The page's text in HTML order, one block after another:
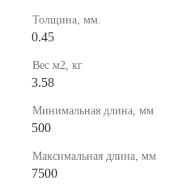
Толщина, мм.
0.45
Вес м2, кг
3.58
Минимальная длина, мм
500
Максимальная длина, мм
7500